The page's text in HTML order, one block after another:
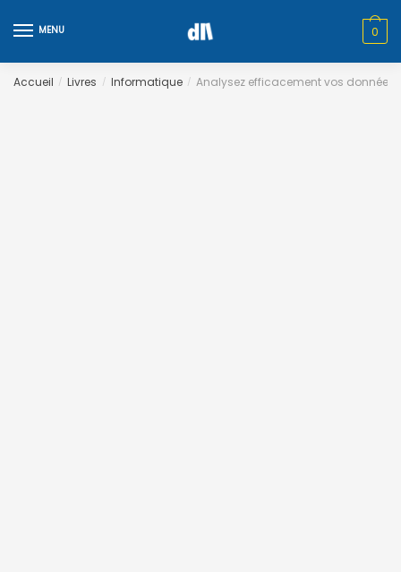
to
to
MENU 0
Accueil / Livres / Informatique / Analysez efficacement vos données